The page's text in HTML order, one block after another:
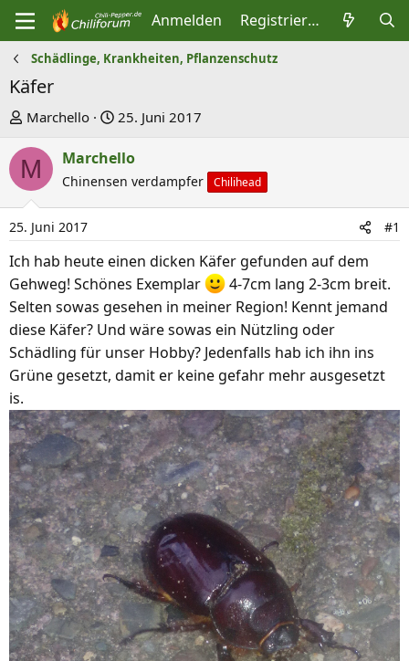
Anmelden Registrieren
Schädlinge, Krankheiten, Pflanzenschutz
Käfer
E
s
t
e
l
e
r
Marchello
E
s
t
e
t
a
m
25. Juni 2017
M Marchello
Chinensen verdampfer Chilihead
25. Juni 2017 #1
Ich hab heute einen dicken Käfer gefunden auf dem
Gehweg! Schönes Exemplar
4-7cm lang 2-3cm breit.
Selten sowas gesehen in meiner Region! Kennt jemand
diese Käfer? Und wäre sowas ein Nützling oder
Schädling für unser Hobby? Jedenfalls hab ich ihn ins
Grüne gesetzt, damit er keine gefahr mehr ausgesetzt
is.